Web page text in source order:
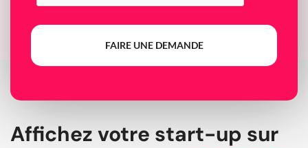
FAIRE UNE DEMANDE
Affichez votre start-up sur